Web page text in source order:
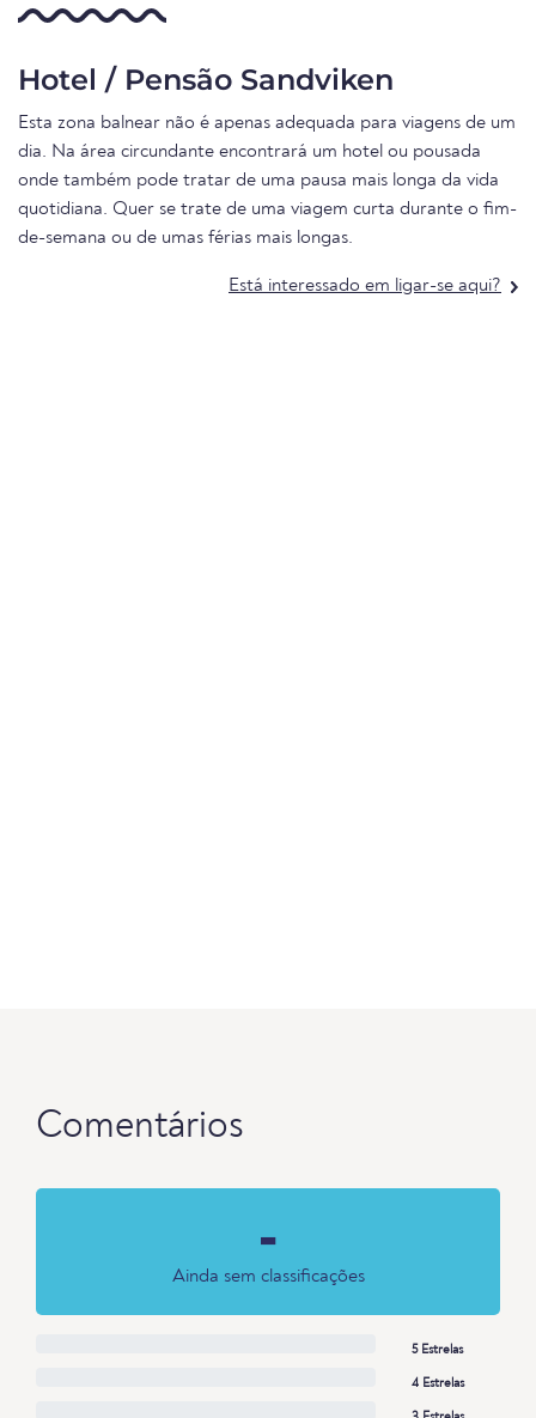
Hotel / Pensão Sandviken
Esta zona balnear não é apenas adequada para viagens de um
dia. Na área circundante encontrará um hotel ou pousada
onde também pode tratar de uma pausa mais longa da vida
quotidiana. Quer se trate de uma viagem curta durante o fim-
de-semana ou de umas férias mais longas.
Está interessado em ligar-se aqui?
Comentários
-
Ainda sem classificações
5 Estrelas
4 Estrelas